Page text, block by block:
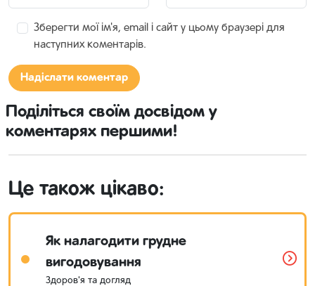
Зберегти мої ім'я, email і сайт у цьому браузері для
наступних коментарів.
Поділіться своїм досвідом у
коментарях першими!
Це також цікаво:
Як налагодити грудне
вигодовування
Здоров'я та догляд